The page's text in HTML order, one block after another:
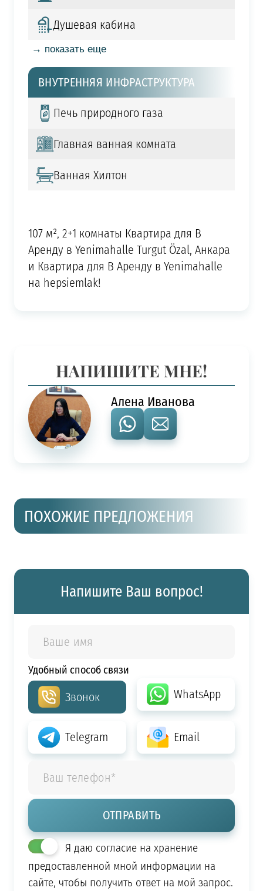
Душевая кабина
→ показать еще
ВНУТРЕННЯЯ ИНФРАСТРУКТУРА
Печь природного газа
Главная ванная комната
Ванная Хилтон
107 м², 2+1 комнаты Квартира для В
Аренду в Yenimahalle Turgut Özal, Анкара
и Квартира для В Аренду в Yenimahalle
на hepsiemlak!
НАПИШИТЕ МНЕ!
Алена Иванова
ПОХОЖИЕ ПРЕДЛОЖЕНИЯ
Напишите Ваш вопрос!
Удобный способ связи
Звонок WhatsApp
Telegram Email
Я даю согласие на хранение
предоставленной мной информации на
сайте, чтобы получить ответ на мой запрос.